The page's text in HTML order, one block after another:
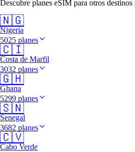
Descubre planes eSIM para otros
🇳🇬
Nigeria
5025 planes
🇨🇮
Costa de Marfil
3032 planes
🇬🇭
Ghana
5299 planes
🇸🇳
Senegal
3682 planes
🇨🇻
Cabo Verde